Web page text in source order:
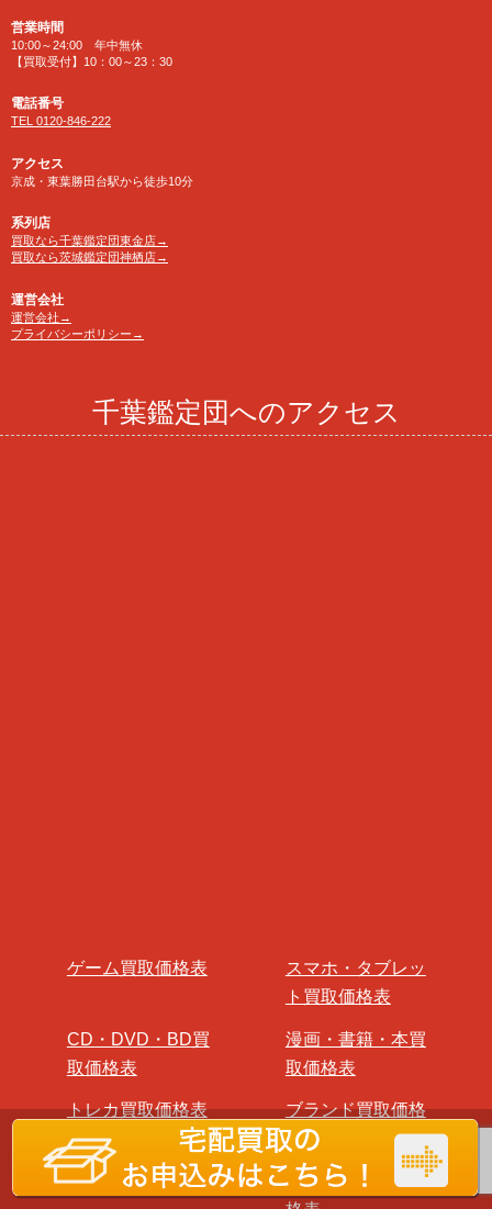
営業時間
10:00～24:00 年中無休
【買取受付】10：00～23：30
電話番号
TEL 0120-846-222
アクセス
京成・東葉勝田台駅から徒歩10分
系列店
買取なら千葉鑑定団東金店→
買取なら茨城鑑定団神栖店→
運営会社
運営会社→
プライバシーポリシー→
千葉鑑定団へのアクセス
ゲーム買取価格表
スマホ・タブレッ
ト買取価格表
CD・DVD・BD買
取価格表
漫画・書籍・本買
取価格表
トレカ買取価格表
ブランド買取価格
表
楽器買取価格表
フィギュア買取価